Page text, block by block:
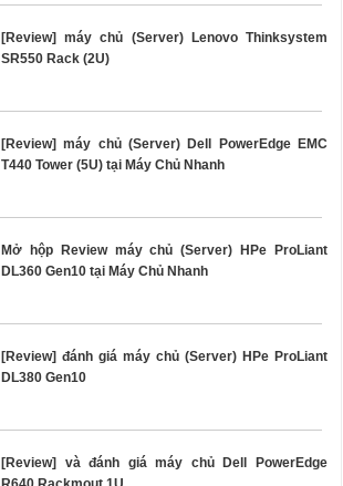
[Review] máy chủ (Server) Lenovo Thinksystem
SR550 Rack (2U)
[Review] máy chủ (Server) Dell PowerEdge EMC
T440 Tower (5U) tại Máy Chủ Nhanh
Mở hộp Review máy chủ (Server) HPe ProLiant
DL360 Gen10 tại Máy Chủ Nhanh
[Review] đánh giá máy chủ (Server) HPe ProLiant
DL380 Gen10
[Review] và đánh giá máy chủ Dell PowerEdge